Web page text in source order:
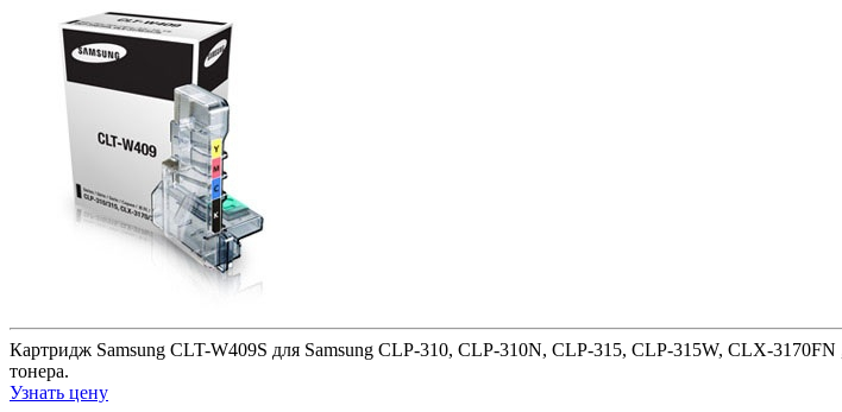
Картридж Samsung CLT-W409S для Samsung CLP-310, CLP-310N, CLP-315, CLP-315W, CLX-
тонера.
Узнать цену